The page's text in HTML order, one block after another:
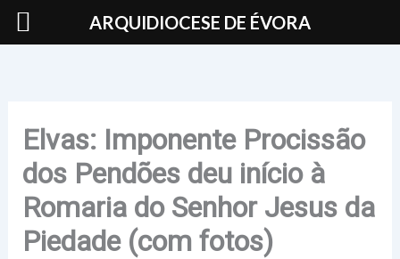
Skip
Elvas: Imponente Procissão
dos Pendões deu início à
Romaria do Senhor Jesus da
Piedade (com fotos)
ARQUIDIOCESE DE ÉVORA